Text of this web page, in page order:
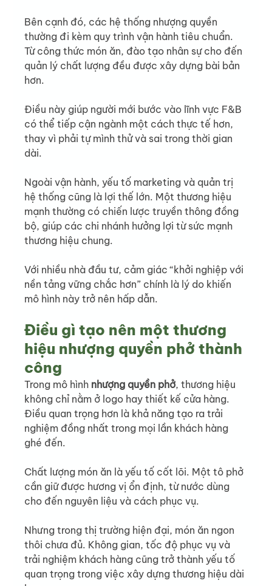
Bên cạnh đó, các hệ thống nhượng quyền
thường đi kèm quy trình vận hành tiêu chuẩn.
Từ công thức món ăn, đào tạo nhân sự cho đến
quản lý chất lượng đều được xây dựng bài bản
hơn.
Điều này giúp người mới bước vào lĩnh vực F&B
có thể tiếp cận ngành một cách thực tế hơn,
thay vì phải tự mình thử và sai trong thời gian
dài.
Ngoài vận hành, yếu tố marketing và quản trị
hệ thống cũng là lợi thế lớn. Một thương hiệu
mạnh thường có chiến lược truyền thông đồng
bộ, giúp các chi nhánh hưởng lợi từ sức mạnh
thương hiệu chung.
Với nhiều nhà đầu tư, cảm giác “khởi nghiệp với
nền tảng vững chắc hơn” chính là lý do khiến
mô hình này trở nên hấp dẫn.
Điều gì tạo nên một thương
hiệu nhượng quyền phở thành
công
Trong mô hình nhượng quyền phở, thương hiệu
không chỉ nằm ở logo hay thiết kế cửa hàng.
Điều quan trọng hơn là khả năng tạo ra trải
nghiệm đồng nhất trong mọi lần khách hàng
ghé đến.
Chất lượng món ăn là yếu tố cốt lõi. Một tô phở
cần giữ được hương vị ổn định, từ nước dùng
cho đến nguyên liệu và cách phục vụ.
Nhưng trong thị trường hiện đại, món ăn ngon
thôi chưa đủ. Không gian, tốc độ phục vụ và
trải nghiệm khách hàng cũng trở thành yếu tố
quan trọng trong việc xây dựng thương hiệu dài